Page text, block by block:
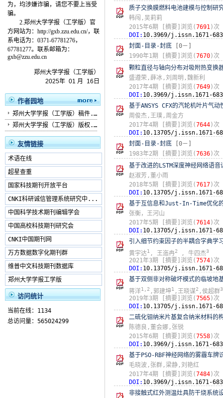
质子交换膜燃料电池建模与控制研
韩闯,吴莉莉
2015年6期
[摘要]浏览(7691)次
DOI: 10.3969/j.issn.1671-
封面-目录-封底
[0－]
1990年1期
[摘要]浏览(7670)次
颗粒直径与轴向分布对吸附热变换
盛遵荣,薛冰,刘周明,魏新利
2017年4期
[摘要]浏览(7649)次
DOI: 10.3969/j.issn.1671-
基于ANSYS CFX的汽轮机叶片气
周俊杰,王璞,周金方
2017年4期
[摘要]浏览(7644)次
DOI: 10.13705/j.issn.1671-
封面-目录-封底
[0－]
1983年2期
[摘要]浏览(7636)次
基于改进的LSTM深度神经网络语
赵淑芳,董小雨
2018年5期
[摘要]浏览(7617)次
DOI: 10.13705/j.issn.1671-
基于互信息和Just-In-Time优化
张衡，王河山
2017年5期
[摘要]浏览(7614)次
DOI: 10.13705/j.issn.1671-
引入细节约束因子的半耦合字典
黄宇达1 , 王迤冉2 , 牛四杰3
2021年3期 [摘要]浏览(7574)次
DOI: 10.13705/j.issn.1671-
基于双侧非对称破坏模式的临坡地
蒋洋1,2 ,郭建坤1 ,王晓谋2 ,侯超群3
2019年3期 [摘要]浏览(7565)次
DOI: 10.13705/j.issn.1671-
二硫化钼纳米片基复合纳米材料的
陈德良,董会娜,张锐
2015年6期
[摘要]浏览(7558)次
DOI: 10.3969/j.issn.1671-
基于PSO-RBF神经网络的雾霾车
毛晓波,张群,梁静,刘艳红
2017年4期
[摘要]浏览(7484)次
DOI: 10.3969/j.issn.1671-
非接触式红外测温灶具防干烧系统
为，均涉嫌诈骗，请您不要上当受
骗。
2.郑州大学学报（工学版） 官
方网站为： http://gxb.zzu.edu.cn/，联
系电话为：0371-67781276，
67781277。联系邮箱为：
gxb@zzu.edu.cn
郑州大学学报（工学版）
2025年 01 月 16 日
作者园地
郑州大学学报（工学版）稿件...
郑州大学学报（工学版）版权...
友情链接
术语在线
超星查重
国家科技期刊开放平台
CNKI科研诚信管理系统研究中...
中国科学技术期刊编辑学会
中国高校科技期刊研究会
CNKI中国期刊网
万方数据数字化期刊群
维普中文科技期刊数据库
郑州大学学报工学版
访问统计
当前在线：1134
总访问量：565024299